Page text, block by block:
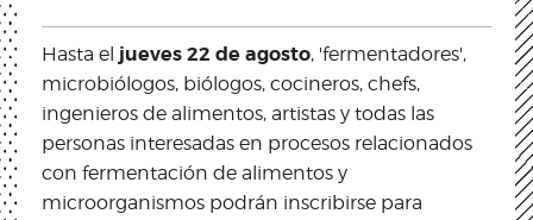
Hasta el jueves 22 de agosto, 'fermentadores',
microbiólogos, biólogos, cocineros, chefs,
ingenieros de alimentos, artistas y todas las
personas interesadas en procesos relacionados
con fermentación de alimentos y
microorganismos podrán inscribirse para